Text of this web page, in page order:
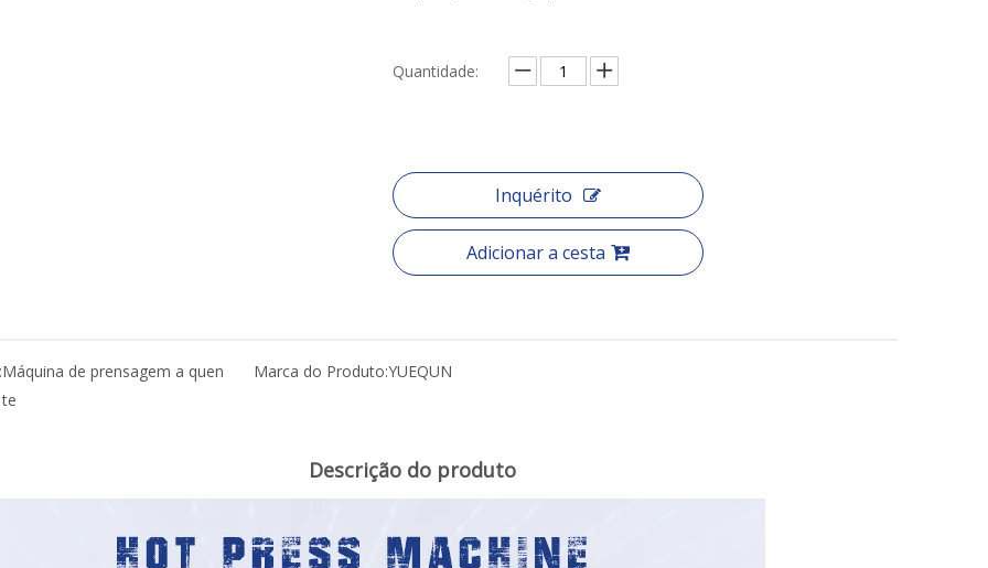
Quantidade:
Inquérito
Adicionar a cesta
Máquina de prensagem a quen
te
Marca do Produto:YUEQUN
Descrição do produto